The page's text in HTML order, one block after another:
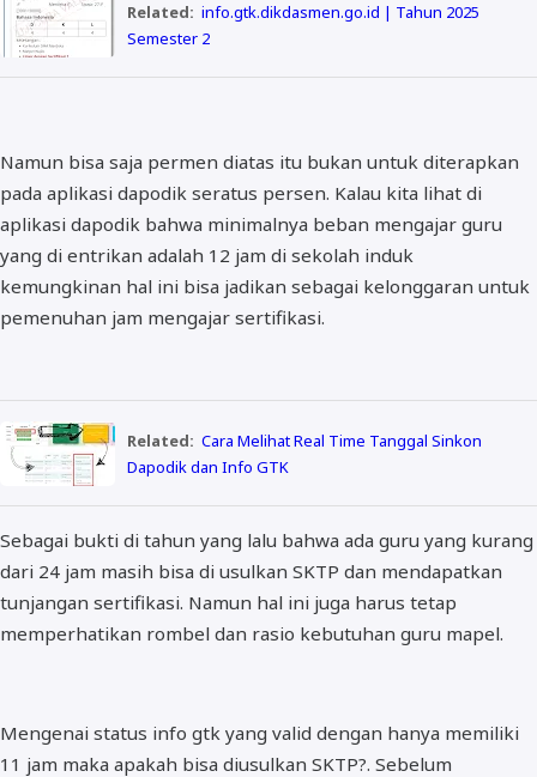
Related: info.gtk.dikdasmen.go.id | Tahun 2025
Semester 2
Namun bisa saja permen diatas itu bukan untuk diterapkan
pada aplikasi dapodik seratus persen. Kalau kita lihat di
aplikasi dapodik bahwa minimalnya beban mengajar guru
yang di entrikan adalah 12 jam di sekolah induk
kemungkinan hal ini bisa jadikan sebagai kelonggaran untuk
pemenuhan jam mengajar sertifikasi.
Related: Cara Melihat Real Time Tanggal Sinkon
Dapodik dan Info GTK
Sebagai bukti di tahun yang lalu bahwa ada guru yang kurang
dari 24 jam masih bisa di usulkan SKTP dan mendapatkan
tunjangan sertifikasi. Namun hal ini juga harus tetap
memperhatikan rombel dan rasio kebutuhan guru mapel.
Mengenai status info gtk yang valid dengan hanya memiliki
11 jam maka apakah bisa diusulkan SKTP?. Sebelum